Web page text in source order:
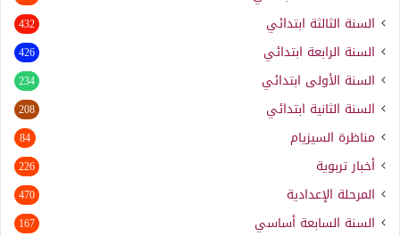
السنة الثالثة ابتدائي 432
السنة الرابعة ابتدائي 426
السنة الأولى ابتدائي 234
السنة الثانية ابتدائي 208
مناظرة السيزيام 84
أخبار تربوية 226
المرحلة الإعدادية 470
السنة السابعة أساسي 167